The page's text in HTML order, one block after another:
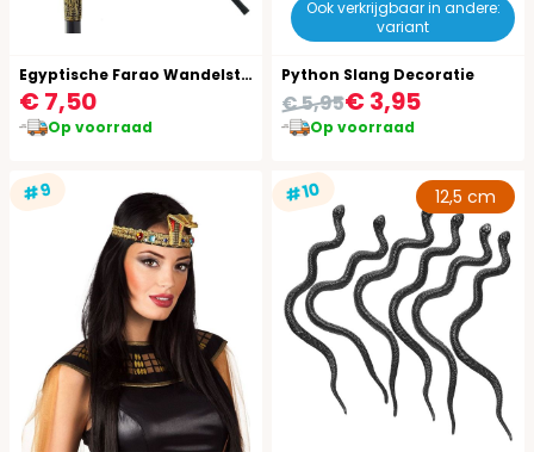
Egyptische Farao Wandelstok Inklapbaar
€ 7,50
Op voorraad
Ook verkrijgbaar in andere:
variant
Python Slang Decoratie
€ 3,95
€ 5,95
Op voorraad
#9 #10 12,5 cm